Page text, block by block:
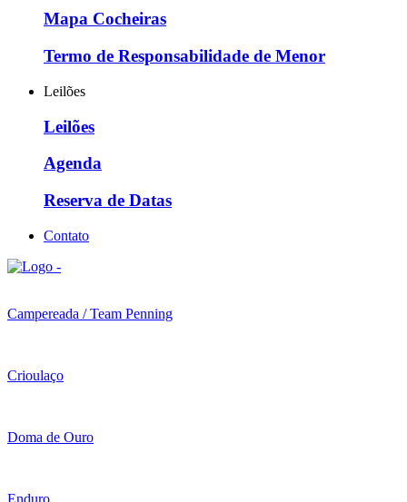
Mapa Cocheiras
Termo de Responsabilidade de Menor
Leilões
Leilões
Agenda
Reserva de Datas
Contato
Campereada / Team Penning
Crioulaço
Doma de Ouro
Enduro